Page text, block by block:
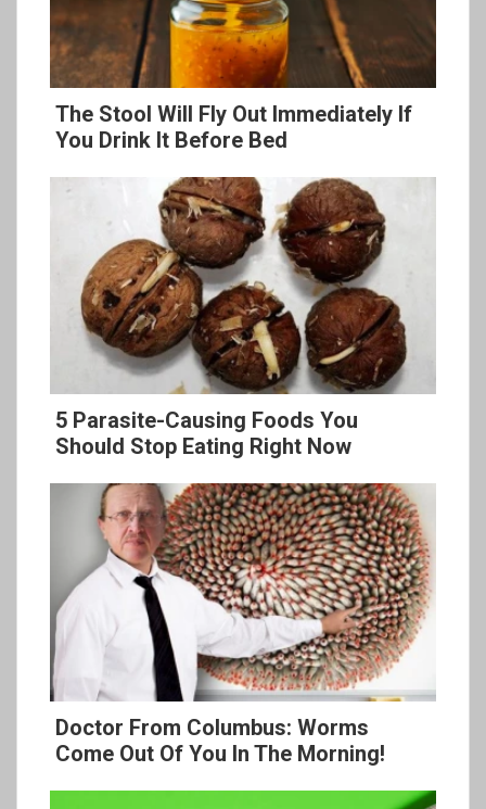
The Stool Will Fly Out Immediately If
You Drink It Before Bed
5 Parasite-Causing Foods You
Should Stop Eating Right Now
Doctor From Columbus: Worms
Come Out Of You In The Morning!